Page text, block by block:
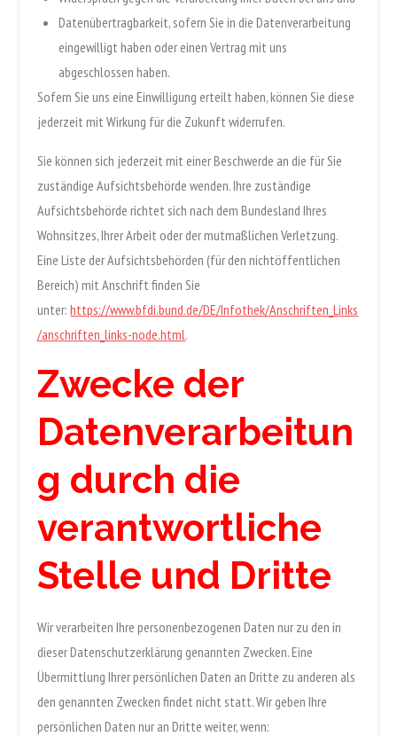
Datenübertragbarkeit, sofern Sie in die Datenverarbeitung
eingewilligt haben oder einen Vertrag mit uns
abgeschlossen haben.
Sofern Sie uns eine Einwilligung erteilt haben, können Sie diese
jederzeit mit Wirkung für die Zukunft widerrufen.
Sie können sich jederzeit mit einer Beschwerde an die für Sie
zuständige Aufsichtsbehörde wenden. Ihre zuständige
Aufsichtsbehörde richtet sich nach dem Bundesland Ihres
Wohnsitzes, Ihrer Arbeit oder der mutmaßlichen Verletzung.
Eine Liste der Aufsichtsbehörden (für den nichtöffentlichen
Bereich) mit Anschrift finden Sie
unter:https://www.bfdi.bund.de/DE/Infothek/Anschriften_Links
/anschriften_links-node.html.
Zwecke der
Datenverarbeitun
g durch die
verantwortliche
Stelle und Dritte
Wir verarbeiten Ihre personenbezogenen Daten nur zu den in
dieser Datenschutzerklärung genannten Zwecken. Eine
Übermittlung Ihrer persönlichen Daten an Dritte zu anderen als
den genannten Zwecken findet nicht statt. Wir geben Ihre
persönlichen Daten nur an Dritte weiter, wenn: